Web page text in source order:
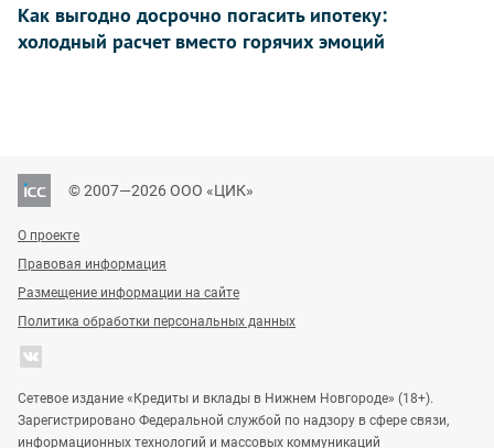
Как выгодно досрочно погасить ипотеку:
холодный расчет вместо горячих эмоций
© 2007—2026 ООО «ЦИК»
О проекте
Правовая информация
Размещение информации на сайте
Политика обработки персональных данных
Сетевое издание «Кредиты и вклады в Нижнем Новгороде» (18+).
Зарегистрировано Федеральной службой по надзору в сфере связи,
информационных технологий и массовых коммуникаций